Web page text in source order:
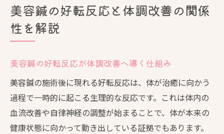
美容鍼の好転反応と体調改善の関係
性を解説
美容鍼の好転反応が体調改善へ導く仕組み
美容鍼の施術後に現れる好転反応は、体が治癒に向かう
過程で一時的に起こる生理的な反応です。これは体内の
血流改善や自律神経の調整が始まることで、体が本来の
健康状態に向かって動き出している証拠でもあります。